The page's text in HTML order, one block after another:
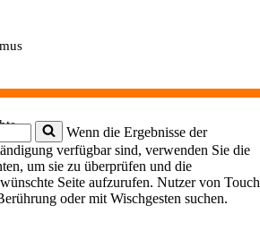
Wenn die Ergebnisse der
verfügbar sind, verwenden Sie die
um sie zu überprüfen und die
Seite aufzurufen. Nutzer von
oder mit Wischgesten suchen.